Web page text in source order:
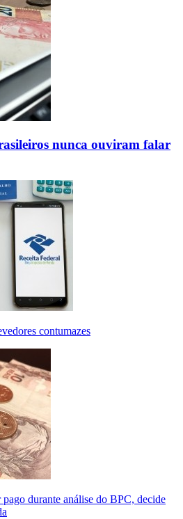
nunca ouviram falar
contumazes
durante análise do BPC, decide